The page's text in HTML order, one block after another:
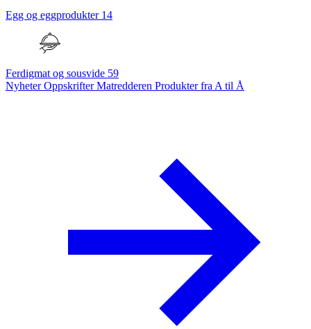
Egg og eggprodukter 14
Ferdigmat og sousvide 59
NyheterOppskrifterMatredderen Produkter fra A til Å